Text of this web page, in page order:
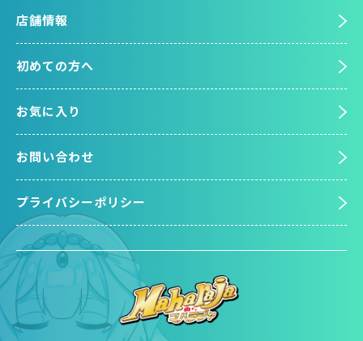
店舗情報
初めての方へ
お気に入り
お問い合わせ
プライバシーポリシー